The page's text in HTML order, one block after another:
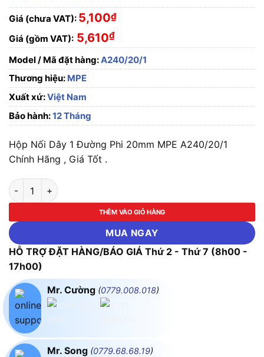
Giá (chưa VAT): 5,100₫
Giá (gồm VAT): 5,610₫
Model / Mã đặt hàng:A240/20/1
Thương hiệu: MPE
Xuất xứ:Việt Nam
Bảo hành:12 Tháng
Hộp Nối Dây 1 Đường Phi 20mm MPE A240/20/1
Chính Hãng , Giá Tốt .
Hộp Nối Dây 1 Đường Phi 20mm MPE A240/20/1 số lượng
THÊM VÀO GIỎ HÀNG
MUA NGAY
HỖ TRỢ ĐẶT HÀNG/BÁO GIÁ Thứ 2 - Thứ 7 (8h00 -
17h00)
Mr. Cường (0779.008.018)
Mr. Song (0779.68.68.19)